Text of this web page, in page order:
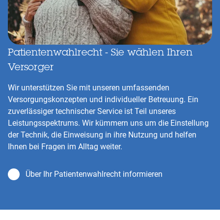
Patientenwahlrecht - Sie wählen Ihren
Versorger
Wir unterstützen Sie mit unseren umfassenden
Versorgungskonzepten und individueller Betreuung. Ein
zuverlässiger technischer Service ist Teil unseres
Leistungsspektrums. Wir kümmern uns um die Einstellung
der Technik, die Einweisung in ihre Nutzung und helfen
Ihnen bei Fragen im Alltag weiter.
Über Ihr Patientenwahlrecht informieren